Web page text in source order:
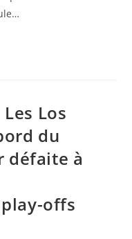
Los
du
défaite à
offs